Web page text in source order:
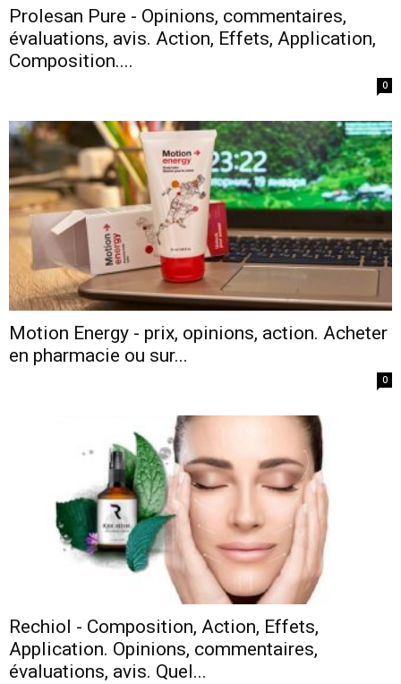
Prolesan Pure - Opinions, commentaires,
évaluations, avis. Action, Effets, Application,
Composition....
0
Motion Energy - prix, opinions, action. Acheter
en pharmacie ou sur...
0
Rechiol - Composition, Action, Effets,
Application. Opinions, commentaires,
évaluations, avis. Quel...